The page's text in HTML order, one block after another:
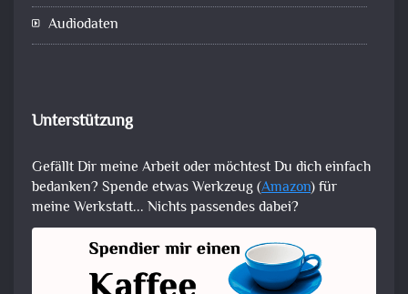
Audiodaten
Unterstützung
Gefällt Dir meine Arbeit oder möchtest Du dich einfach
bedanken? Spende etwas Werkzeug (Amazon) für
meine Werkstatt... Nichts passendes dabei?